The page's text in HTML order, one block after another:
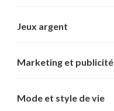
Jeux argent
Marketing et publicité
Mode et style de vie